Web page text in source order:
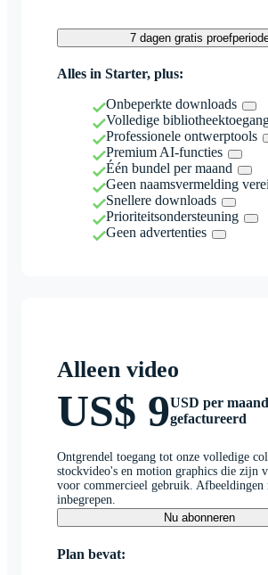
7 dagen gratis
Alles in Starter, plus:
Onbeperkte downloads
Volledige
Professionele ontwerptools
Premium AI-functies
Één bundel per maand
Geen naamsvermelding
Snellere downloads
Prioriteitsondersteuning
Geen advertenties
Alleen video
US$ 9USD per
gefactureerd
Ontgrendel toegang tot onze volledige
stockvideo's en motion graphics die zijn
voor commercieel gebruik. Afbeeldingen
inbegrepen.
Nu abonneren
Plan bevat: